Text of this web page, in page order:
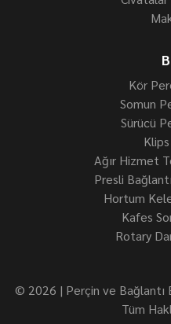
Kör
Somun
Sürücü
Ağır Hizmet
Presli
Hortum
Kafes
Rotary
© 2026 | Perçin ve Bağlantı
Tüm